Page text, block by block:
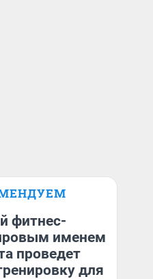
фитнес-
именем
проведет
для